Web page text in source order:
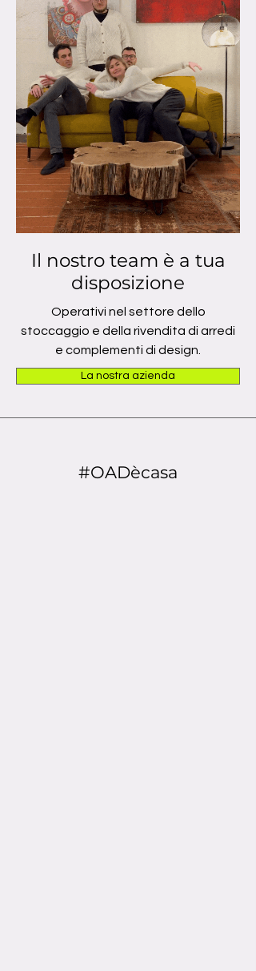
Il nostro team è a tua
disposizione
Operativi nel settore dello
stoccaggio e della rivendita di arredi
e complementi di design.
La nostra azienda
#OADècasa